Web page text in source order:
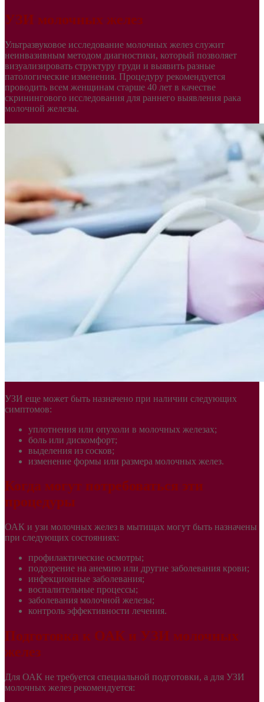
УЗИ молочных желез
Ультразвуковое исследование молочных желез служит
неинвазивным методом диагностики, который позволяет
визуализировать структуру груди и выявить разные
патологические изменения. Процедуру рекомендуется
проводить всем женщинам старше 40 лет в качестве
скринингового исследования для раннего выявления рака
молочной железы.
УЗИ еще может быть назначено при наличии следующих
симптомов:
уплотнения или опухоли в молочных железах;
боль или дискомфорт;
выделения из сосков;
изменение формы или размера молочных желез.
Когда могут потребоваться эти
процедуры
ОАК и узи молочных желез в мытищах могут быть назначены
при следующих состояниях:
профилактические осмотры;
подозрение на анемию или другие заболевания крови;
инфекционные заболевания;
воспалительные процессы;
заболевания молочной железы;
контроль эффективности лечения.
Подготовка к ОАК и УЗИ молочных
желез
Для ОАК не требуется специальной подготовки, а для УЗИ
молочных желез рекомендуется: